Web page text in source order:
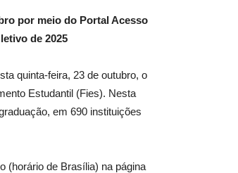
por meio do Portal Acesso
de 2025
quinta-feira, 23 de outubro, o
Estudantil (Fies). Nesta
em 690 instituições
(horário de Brasília) na página